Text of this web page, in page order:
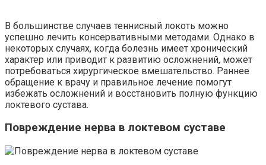
В большинстве случаев теннисный локоть можно
успешно лечить консервативными методами. Однако в
некоторых случаях, когда болезнь имеет хронический
характер или приводит к развитию осложнений, может
потребоваться хирургическое вмешательство. Раннее
обращение к врачу и правильное лечение помогут
избежать осложнений и восстановить полную функцию
локтевого сустава.
Повреждение нерва в локтевом суставе